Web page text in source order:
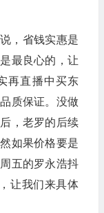
，省钱实惠是
最良心的，让
再直播中买东
质保证。没做
，老罗的后续
如果价格要是
五的罗永浩抖
让我们来具体